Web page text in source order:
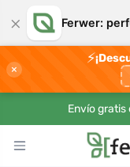
× Ferwer:
×
⚡
Envío gratis